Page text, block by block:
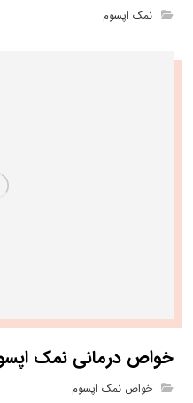
نمک اپسوم
خواص درمانی نمک
خواص نمک اپسوم